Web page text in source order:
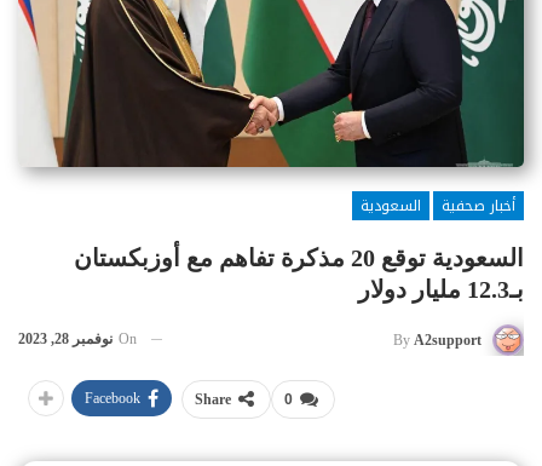
أخبار صحفية
السعودية
السعودية توقع 20 مذكرة تفاهم مع أوزبكستان
بـ12.3 مليار دولار
By A2support
On نوفمبر 28, 2023
0
Share
Facebook